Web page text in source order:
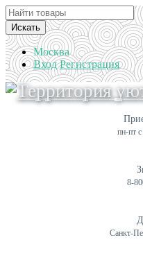
Искать
Москва
Вход Регистрация
пн-пт
8-
Санкт-